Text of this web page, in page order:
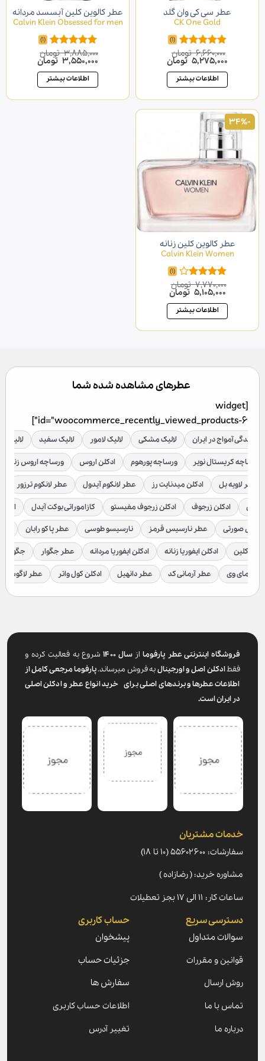
عطر سی کی وان گلد
CK One Gold
امتیاز5.00
از 5
(1)
6,660,000 تومان
قیمت
اصلی
6,660,000 تومان
بود.
5,275,000 تومانقیمت
است. اطلاعات بیشتر
عطر کالوین کلین آبسسد مردانه
Calvin Klein Obsessed for men
امتیاز5.00
از 5
(1)
3,885,000 تومان
قیمت
اصلی
3,885,000 تومان
بود.
3,550,000 تومانقیمت
است. اطلاعات بیشتر
-34%
عطر کالوین کلین زنانه
Calvin Klein Women
امتیاز
4.00از 5
(1)
7,770,000 تومان
قیمت
اصلی
7,770,000 تومان
بود.
5,105,000 تومانقیمت
است. اطلاعات بیشتر
عطرهای مشاهده شده شما
[widget
id="woocommerce_recently_viewed_products-6"]
نمایندگی آمواج در ایران لالیک مشکی لالیک لامور لالیک سفید لالیک
ورساچه کریستال نویر ورساچه پورهوم ادکلن اروس ورساچه اروس زنانه
عطر لاویه بل ادکلن میدنایت رز عطر لانکوم آیدول عطر لانکوم ترزور
ادکلن زرجوف ادکلن زرجوف مفیستو کازاموراتی بوکت آیدل
صورتی عطر نارسیس قرمز نارسیسو طوسی عطر پاکو رابان
کلین ادکلن ایفوریا زنانه ادکلن ایفوریا مردانه عطر جگوار جگوار
عطر مای وی عطر آرمانی کد عطر دانهیل ادکلن کول واتر عطر لاگوست
فروشگاه اینترنتی عطر پارفوما از سال ۱۴۰۰
شروع به فعالیت کرده و
فقطادکلن اصل و اورجینالبه فروش میرساند.پارفومامرجعی کامل از
اطلاعات عطرها و برندهای اصلی برای خرید انواع عطر و ادکلن اصلی
در ایران است.
خدمات مشتریان
سفارشات: ۵۵۶۰۲۶۰۰ (۱۰ تا ۱۸)
مشاوره خرید: ( رضازاده )
ساعات کار: ۱۱ الی ۱۷ بجز تعطیلات
دسترسی سریع
سوالات متداول
قوانین و مقررات
روش ارسال
تماس با ما
درباره ما
حساب کاربری
پیشخوان
جزئیات حساب
سفارش ها
اطلاعات حساب کاربری
تغییر آدرس